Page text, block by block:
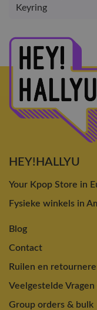
Keyring
HEY!HALLYU
Your Kpop Store in
Fysieke winkels in
Blog
Contact
Ruilen en
Veelgestelde Vragen
Group orders & bulk